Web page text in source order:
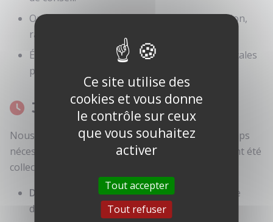
Organisation de vos rendez-vous (confirmation,
rappel).
Établissement des factures et attestations fiscales
pour le crédit d'impôt.
3. Durée de conservation
Nous conservons vos données uniquement le temps
nécessaire aux opérations pour lesquelles elles ont été
collectées :
Demandes de renseignements :
1 an après le
dernier contact.
Ce site utilise des
cookies et vous donne
le contrôle sur ceux
que vous souhaitez
activer
Tout accepter
Tout refuser